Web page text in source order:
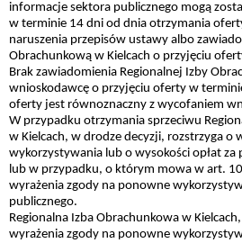
informacje sektora publicznego mogą
w terminie 14 dni od dnia otrzymania
naruszenia przepisów ustawy albo
Obrachunkową w Kielcach o przyjęciu
Brak zawiadomienia Regionalnej Izby
wnioskodawcę o przyjęciu oferty w
oferty jest równoznaczny z wycofaniem
W przypadku otrzymania sprzeciwu
w Kielcach, w drodze decyzji, rozstrzyga o
wykorzystywania lub o wysokości opłat
lub w przypadku, o którym mowa w art.
wyrażenia zgody na ponowne
publicznego.
Regionalna Izba Obrachunkowa w
wyrażenia zgody na ponowne